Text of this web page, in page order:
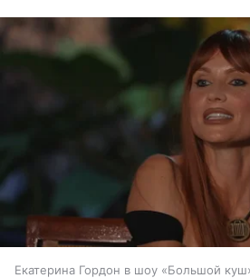
Екатерина Гордон в шоу «Большой